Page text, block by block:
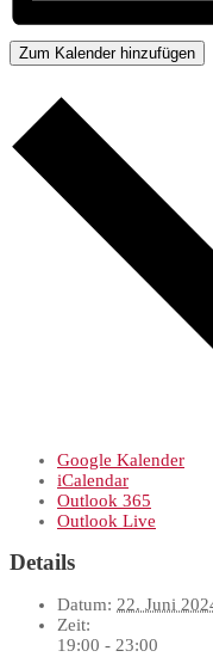
Zum Kalender hinzufügen
Google Kalender
iCalendar
Outlook 365
Outlook Live
Details
Datum: 22. Juni
Zeit:
19:00 - 23:00